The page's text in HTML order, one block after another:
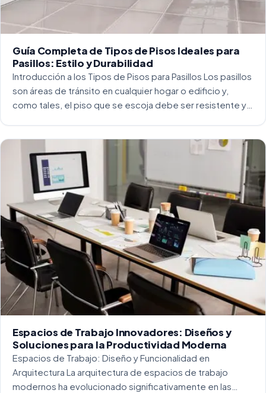
Guía Completa de Tipos de Pisos Ideales para
Pasillos: Estilo y Durabilidad
Introducción a los Tipos de Pisos para Pasillos Los pasillos
son áreas de tránsito en cualquier hogar o edificio y,
como tales, el piso que se escoja debe ser resistente y
Espacios de Trabajo Innovadores: Diseños y
Soluciones para la Productividad Moderna
Espacios de Trabajo: Diseño y Funcionalidad en
Arquitectura La arquitectura de espacios de trabajo
modernos ha evolucionado significativamente en las